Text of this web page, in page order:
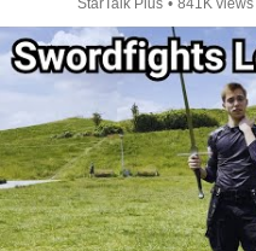
StarTalk Plus • 841K views